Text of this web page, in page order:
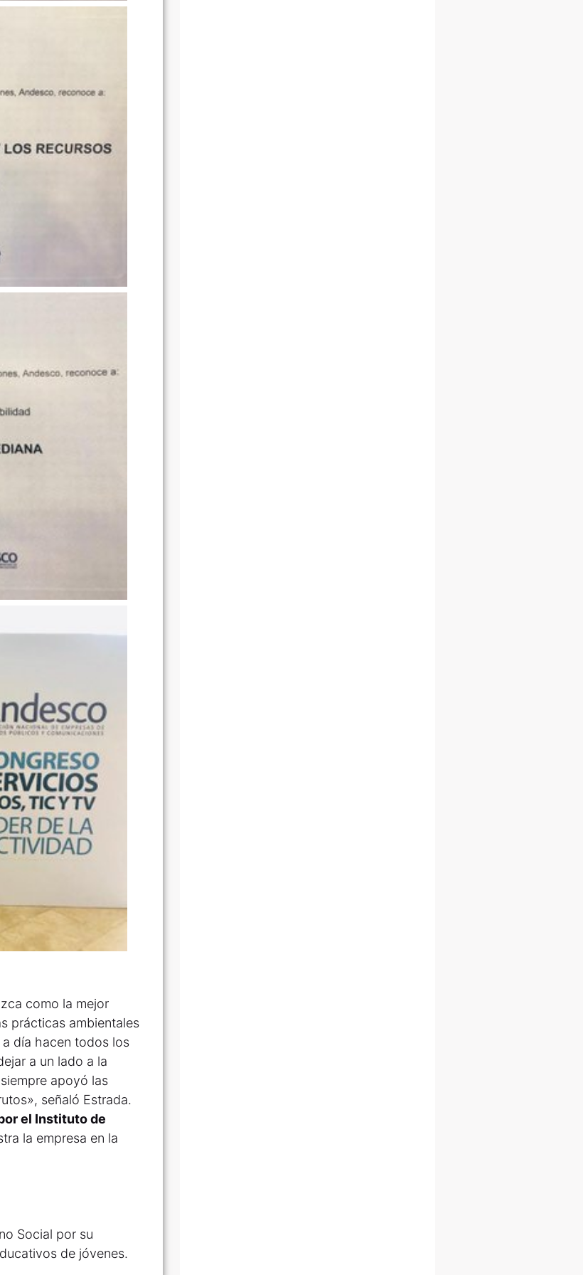
como la mejor
prácticas ambientales
día hacen todos los
a un lado a la
apoyó las
señaló Estrada.
el Instituto de
la empresa en la
Social por su
de jóvenes.